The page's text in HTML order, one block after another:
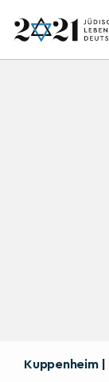
Kuppenheim